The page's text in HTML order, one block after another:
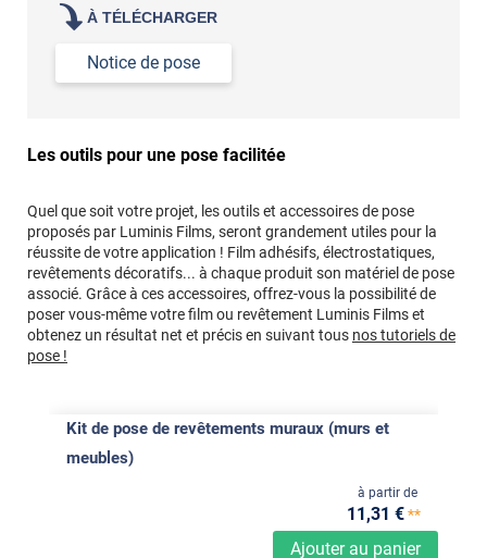
À TÉLÉCHARGER
Notice de pose
Les outils pour une pose facilitée
Quel que soit votre projet, les outils et accessoires de pose
proposés par Luminis Films, seront grandement utiles pour la
réussite de votre application ! Film adhésifs, électrostatiques,
revêtements décoratifs... à chaque produit son matériel de pose
associé. Grâce à ces accessoires, offrez-vous la possibilité de
poser vous-même votre film ou revêtement Luminis Films et
obtenez un résultat net et précis en suivant tous nos tutoriels de
pose !
Kit de pose de revêtements muraux (murs et
meubles)
Ajouter au panier
à partir de
11,31 €**